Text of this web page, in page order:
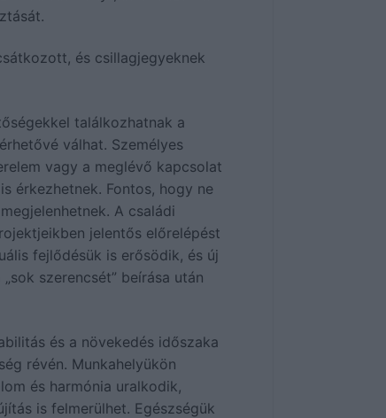
és csillagjegyeknek
találkozhatnak a
válhat. Személyes
vagy a meglévő kapcsolat
érkezhetnek. Fontos, hogy ne
A családi
jelentős előrelépést
fejlődésük is erősödik, és új
szerencsét” beírása után
és a növekedés időszaka
révén. Munkahelyükön
és harmónia uralkodik,
is felmerülhet. Egészségük